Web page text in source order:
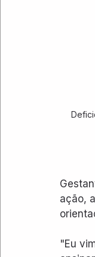
ação,
"Eu